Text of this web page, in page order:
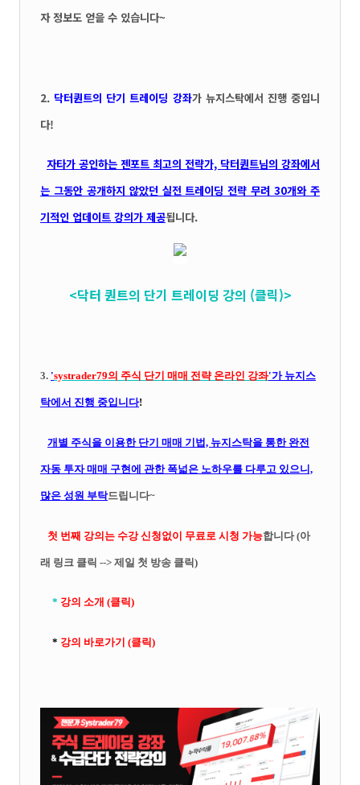
자 정보도 얻을 수 있습니다~
2. 닥터퀀트의 단기 트레이딩 강좌가 뉴지스탁에서 진행 중입니
다!
자타가 공인하는 젠포트 최고의 전략가, 닥터퀀트님의 강좌에서
는 그동안 공개하지 않았던 실전 트레이딩 전략 무려 30개와 주
기적인 업데이트 강의가 제공됩니다.
<닥터 퀀트의 단기 트레이딩 강의 (클릭)>
3. 'systrader79의 주식 단기 매매 전략 온라인 강좌'가 뉴지스
탁에서 진행 중입니다!
개별 주식을 이용한 단기 매매 기법, 뉴지스탁을 통한 완전
자동 투자 매매 구현에 관한 폭넓은 노하우를 다루고 있으니,
많은 성원 부탁드립니다~
첫 번째 강의는 수강 신청없이 무료로 시청 가능합니다 (아
래 링크 클릭 --> 제일 첫 방송 클릭)
* 강의 소개 (클릭)
* 강의 바로가기 (클릭)